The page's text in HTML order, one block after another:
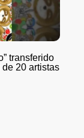
transferido
20 artistas